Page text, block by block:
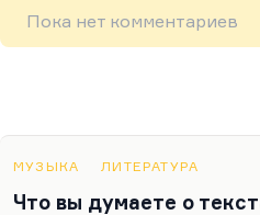
Пока нет комментариев
МУЗЫКА ЛИТЕРАТУРА
Что вы думаете о